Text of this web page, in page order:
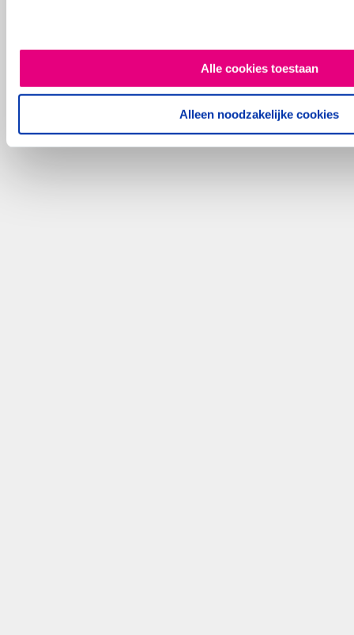
Alle cookies toestaan
Alleen noodzakelijke cookies